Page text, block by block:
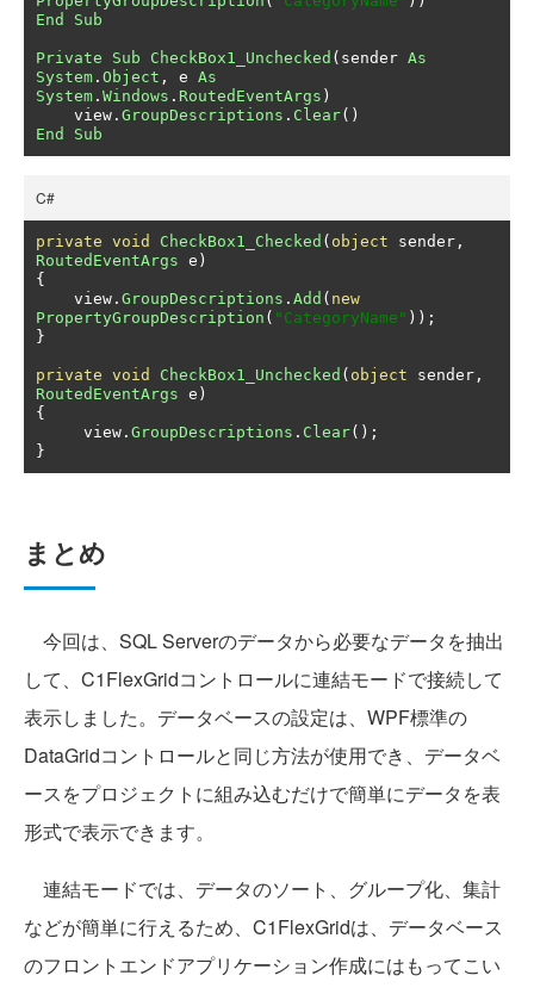
End
Sub
Private Sub CheckBox1_Unchecked ( sender As
System . Object , e As
System . Windows . RoutedEventArgs )
    view
. GroupDescriptions . Clear()
End
Sub
C#
private void CheckBox1_Checked ( object sender ,
RoutedEventArgs e )
{
    view
. GroupDescriptions . Add ( new
PropertyGroupDescription ( "CategoryName" ));
}
private void CheckBox1_Unchecked ( object sender ,
RoutedEventArgs e )
{
     view
. GroupDescriptions . Clear();
}
まとめ
今回は、SQL Serverのデータから必要なデータを抽出
して、C1FlexGridコントロールに連結モードで接続して
表示しました。データベースの設定は、WPF標準の
DataGridコントロールと同じ方法が使用でき、データベ
ースをプロジェクトに組み込むだけで簡単にデータを表
形式で表示できます。
連結モードでは、データのソート、グループ化、集計
などが簡単に行えるため、C1FlexGridは、データベース
のフロントエンドアプリケーション作成にはもってこい